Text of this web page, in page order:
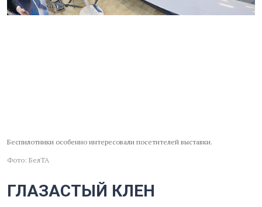
Беспилотники особенно интересовали посетителей выставки.
Фото: БелТА
ГЛАЗАСТЫЙ КЛЕН